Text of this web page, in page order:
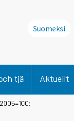
Suomeksi
tjä Aktuellt